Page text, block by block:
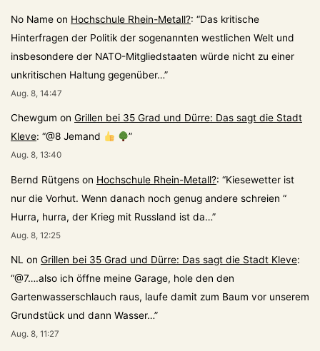
No Name on Hochschule Rhein-Metall?: “Das kritische
Hinterfragen der Politik der sogenannten westlichen Welt und
insbesondere der NATO-Mitgliedstaaten würde nicht zu einer
unkritischen Haltung gegenüber…”
Aug. 8, 14:47
Chewgum on Grillen bei 35 Grad und Dürre: Das sagt die Stadt
Kleve: “@8 Jemand ”
Aug. 8, 13:40
Bernd Rütgens on Hochschule Rhein-Metall?: “Kiesewetter ist
nur die Vorhut. Wenn danach noch genug andere schreien “
Hurra, hurra, der Krieg mit Russland ist da…”
Aug. 8, 12:25
NL on Grillen bei 35 Grad und Dürre: Das sagt die Stadt Kleve:
“@7….also ich öffne meine Garage, hole den den
Gartenwasserschlauch raus, laufe damit zum Baum vor unserem
Grundstück und dann Wasser…”
Aug. 8, 11:27